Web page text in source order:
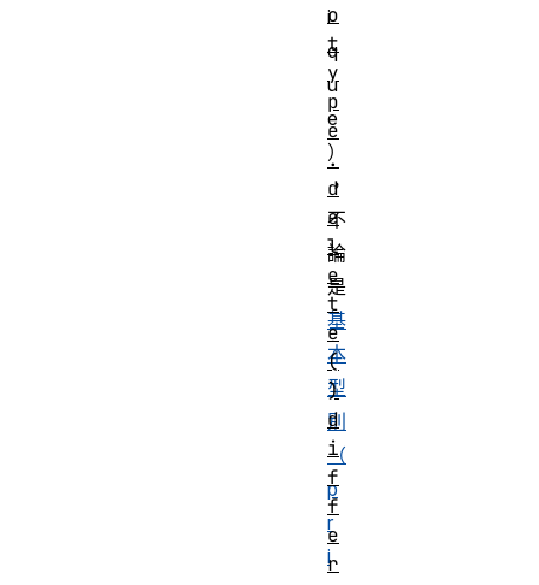
i
q
u
e
）
，
不
論
是
基
本
型
別
（
p
r
i
o
t
y
p
e
.
d
e
l
e
t
e
(
)
d
i
f
f
e
r